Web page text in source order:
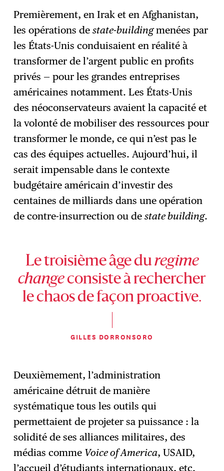
Premièrement, en Irak et en Afghanistan,
les opérations destate-buildingmenées par
les États-Unis conduisaient en réalité à
transformer de l’argent public en profits
privés — pour les grandes entreprises
américaines notamment. Les États-Unis
des néoconservateurs avaient la capacité et
la volonté de mobiliser des ressources pour
transformer le monde, ce qui n’est pas le
cas des équipes actuelles. Aujourd’hui, il
serait impensable dans le contexte
budgétaire américain d’investir des
centaines de milliards dans une opération
de contre-insurrection ou destate building.
Le troisième âge duregime
changeconsiste à rechercher
le chaos de façon proactive.
GILLES DORRONSORO
Deuxièmement, l’administration
américaine détruit de manière
systématique tous les outils qui
permettaient de projeter sa puissance : la
solidité de ses alliances militaires, des
médias comme Voice of America, USAID,
l’accueil d’étudiants internationaux, etc.